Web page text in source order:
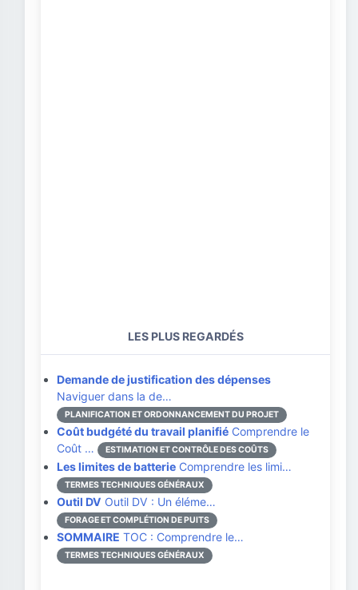
LES PLUS REGARDÉS
Demande de justification des dépenses
Naviguer dans la de…
PLANIFICATION ET ORDONNANCEMENT DU PROJET
Coût budgété du travail planifié Comprendre le
Coût …
ESTIMATION ET CONTRÔLE DES COÛTS
Les limites de batterie Comprendre les limi…
TERMES TECHNIQUES GÉNÉRAUX
Outil DV Outil DV : Un éléme…
FORAGE ET COMPLÉTION DE PUITS
SOMMAIRE TOC : Comprendre le…
TERMES TECHNIQUES GÉNÉRAUX